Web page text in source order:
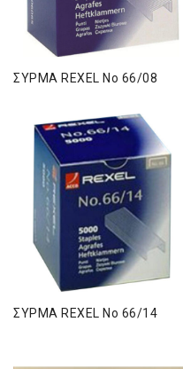
ΣΥΡΜΑ REXEL No 66/08
ΣΥΡΜΑ REXEL No 66/14